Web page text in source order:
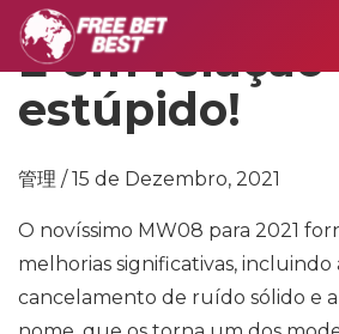
É em relação
estúpido!
管理 / 15 de Dezembro, 2021
O novíssimo MW08 para 2021
melhorias significativas, incluindo
cancelamento de ruído sólido e